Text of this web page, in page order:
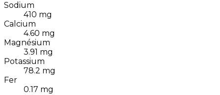
Sodium
410 mg
Calcium
4.60 mg
Magnésium
3.91 mg
Potassium
78.2 mg
Fer
0.17 mg